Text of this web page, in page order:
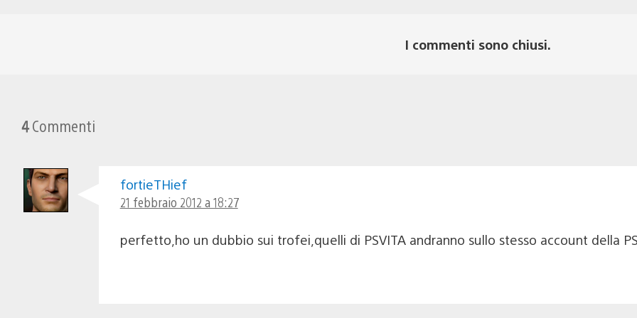
I commenti sono chiusi.
4Commenti
fortieTHief
21 febbraio 2012 a 18:27
perfetto,ho un dubbio sui trofei,quelli di PSVITA andranno sullo stesso account della